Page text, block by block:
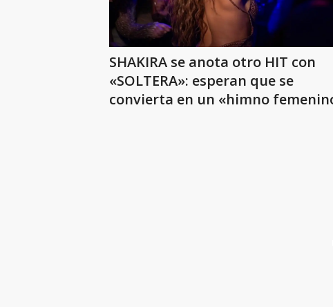
SHAKIRA se anota otro HIT con
«SOLTERA»: esperan que se
convierta en un «himno